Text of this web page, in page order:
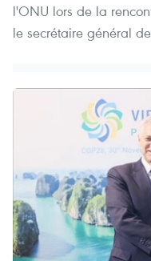
l'ONU lors de la
le secrétaire général